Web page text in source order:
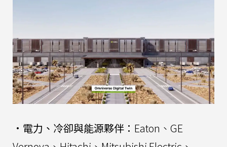
• 電力、冷卻與能源夥伴： Eaton、GE